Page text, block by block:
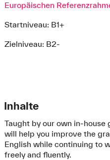
Europäischen
Startniveau: B1+
Zielniveau: B2-
Inhalte
Taught by our own in-
will help you improve the
English while continuing to
freely and fluently.